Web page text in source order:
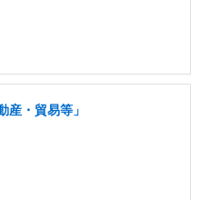
・貿易等」